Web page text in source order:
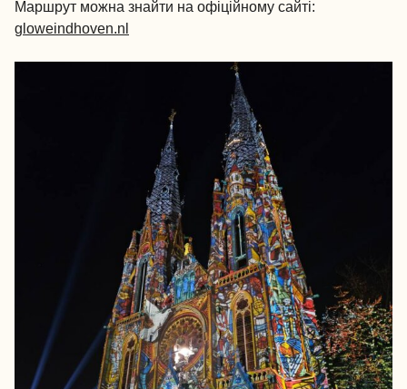
Маршрут можна знайти на офіційному сайті:
gloweindhoven.nl